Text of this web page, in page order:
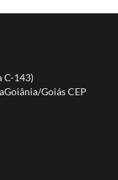
C-143)
Goiás CEP